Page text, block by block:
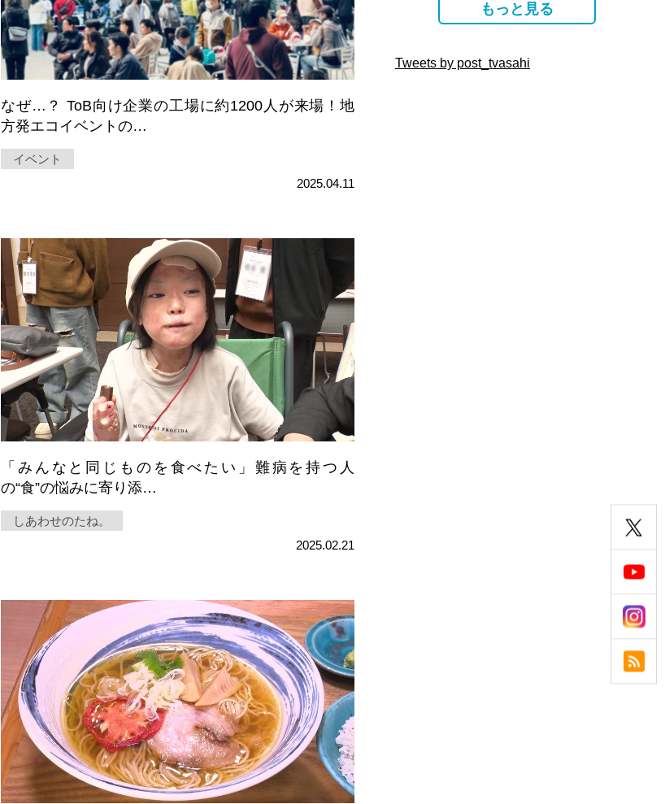
なぜ…？ ToB向け企業の工場に約1200人が来場！地
方発エコイベントの…
イベント
2025.04.11
「みんなと同じものを食べたい」難病を持つ人
の“食”の悩みに寄り添…
しあわせのたね。
2025.02.21
もっと見る
Tweets by post_tvasahi